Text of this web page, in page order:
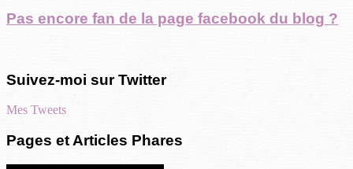
Pas encore fan de la page facebook du blog ?
Suivez-moi sur Twitter
Mes Tweets
Pages et Articles Phares